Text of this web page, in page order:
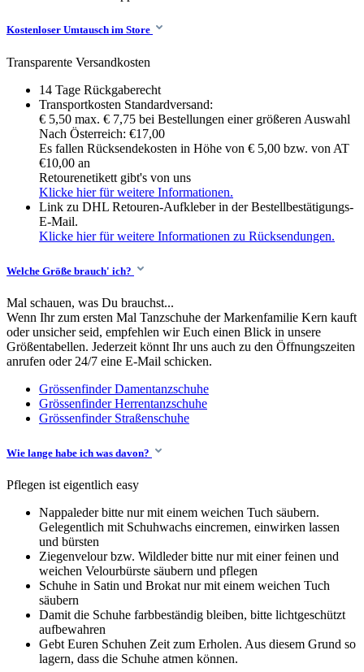
Kostenloser Umtausch im Store
Transparente Versandkosten
14 Tage Rückgaberecht
Transportkosten Standardversand:
€ 5,50 max. € 7,75 bei Bestellungen einer größeren Auswahl
Nach Österreich: €17,00
Es fallen Rücksendekosten in Höhe von € 5,00 bzw. von AT
€10,00 an
Retourenetikett gibt's von uns
Klicke hier für weitere Informationen.
Link zu DHL Retouren-Aufkleber in der Bestellbestätigungs-
E-Mail.
Klicke hier für weitere Informationen zu Rücksendungen.
Welche Größe brauch' ich?
Mal schauen, was Du brauchst...
Wenn Ihr zum ersten Mal Tanzschuhe der Markenfamilie Kern kauft
oder unsicher seid, empfehlen wir Euch einen Blick in unsere
Größentabellen. Jederzeit könnt Ihr uns auch zu den Öffnungszeiten
anrufen oder 24/7 eine E-Mail schicken.
Grössenfinder Damentanzschuhe
Grössenfinder Herrentanzschuhe
Grössenfinder Straßenschuhe
Wie lange habe ich was davon?
Pflegen ist eigentlich easy
Nappaleder bitte nur mit einem weichen Tuch säubern.
Gelegentlich mit Schuhwachs eincremen, einwirken lassen
und bürsten
Ziegenvelour bzw. Wildleder bitte nur mit einer feinen und
weichen Velourbürste säubern und pflegen
Schuhe in Satin und Brokat nur mit einem weichen Tuch
säubern
Damit die Schuhe farbbeständig bleiben, bitte lichtgeschützt
aufbewahren
Gebt Euren Schuhen Zeit zum Erholen. Aus diesem Grund so
lagern, dass die Schuhe atmen können.